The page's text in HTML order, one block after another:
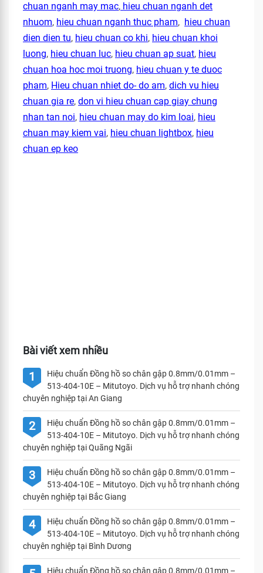
chuan nganh may mac, hieu chuan nganh det
nhuom, hieu chuan nganh thuc pham, hieu chuan
dien dien tu, hieu chuan co khi, hieu chuan khoi
luong, hieu chuan luc, hieu chuan ap suat, hieu
chuan hoa hoc moi truong, hieu chuan y te duoc
pham, Hieu chuan nhiet do- do am, dich vu hieu
chuan gia re, don vi hieu chuan cap giay chung
nhan tan noi, hieu chuan may do kim loai, hieu
chuan may kiem vai, hieu chuan lightbox, hieu
chuan ep keo
Bài viết xem nhiều
1
Hiệu chuẩn Đồng hồ so chân gập 0.8mm/0.01mm –
513-404-10E – Mitutoyo. Dịch vụ hỗ trợ nhanh chóng
chuyên nghiệp tại An Giang
2
Hiệu chuẩn Đồng hồ so chân gập 0.8mm/0.01mm –
513-404-10E – Mitutoyo. Dịch vụ hỗ trợ nhanh chóng
chuyên nghiệp tại Quãng Ngãi
3
Hiệu chuẩn Đồng hồ so chân gập 0.8mm/0.01mm –
513-404-10E – Mitutoyo. Dịch vụ hỗ trợ nhanh chóng
chuyên nghiệp tại Bắc Giang
4
Hiệu chuẩn Đồng hồ so chân gập 0.8mm/0.01mm –
513-404-10E – Mitutoyo. Dịch vụ hỗ trợ nhanh chóng
chuyên nghiệp tại Bình Dương
Hiệu chuẩn Đồng hồ so chân gập 0.8mm/0.01mm –